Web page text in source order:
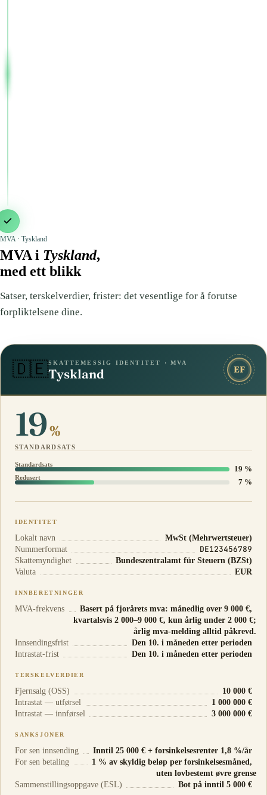
MVA · Tyskland
MVA i Tyskland,
med ett blikk
Satser, terskelverdier, frister: det vesentlige for å forutse
forpliktelsene dine.
🇩🇪SKATTEMESSIG IDENTITET · MVA
Tyskland EF
19%
STANDARDSATS
Standardsats 19 %
Redusert 7 %
IDENTITET
Lokalt navn
MwSt (Mehrwertsteuer)
Nummerformat
DE123456789
Skattemyndighet
Bundeszentralamt für Steuern (BZSt)
Valuta
EUR
INNBERETNINGER
MVA-frekvens
Basert på fjorårets mva: månedlig over 9 000 €,
kvartalsvis 2 000–9 000 €, kun årlig under 2 000 €;
årlig mva-melding alltid påkrevd.
Innsendingsfrist
Den 10. i måneden etter perioden
Intrastat-frist
Den 10. i måneden etter perioden
TERSKELVERDIER
Fjernsalg (OSS)
10 000 €
Intrastat — utførsel
1 000 000 €
Intrastat — innførsel
3 000 000 €
SANKSJONER
For sen innsending
Inntil 25 000 € + forsinkelsesrenter 1,8 %/år
For sen betaling
1 % av skyldig beløp per forsinkelsesmåned,
uten lovbestemt øvre grense
Sammenstillingsoppgave (ESL)
Bot på inntil 5 000 €